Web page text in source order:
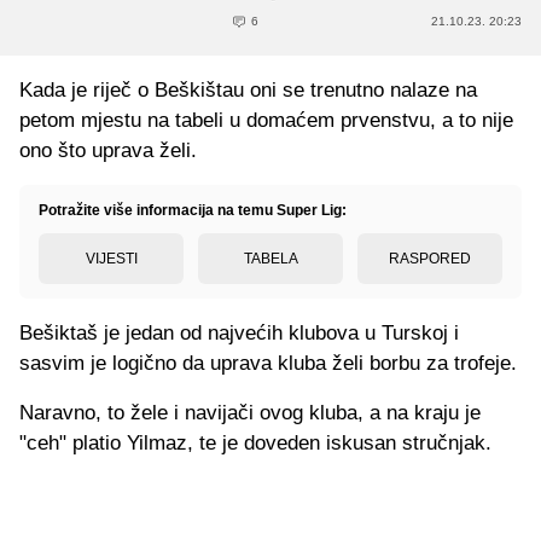
6 21.10.23. 20:23
Kada je riječ o Beškištau oni se trenutno nalaze na
petom mjestu na tabeli u domaćem prvenstvu, a to nije
ono što uprava želi.
Potražite više informacija na temu Super Lig:
VIJESTI TABELA RASPORED
Bešiktaš je jedan od najvećih klubova u Turskoj i
sasvim je logično da uprava kluba želi borbu za trofeje.
Naravno, to žele i navijači ovog kluba, a na kraju je
"ceh" platio Yilmaz, te je doveden iskusan stručnjak.